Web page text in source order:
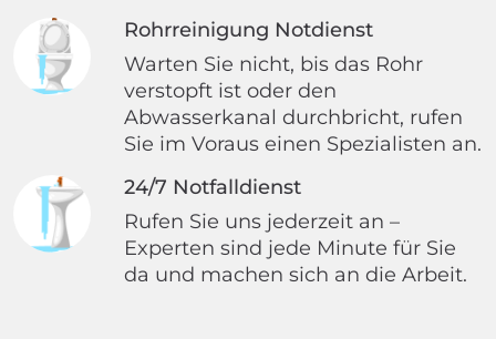
Rohrreinigung Notdienst
Warten Sie nicht, bis das Rohr
verstopft ist oder den
Abwasserkanal durchbricht, rufen
Sie im Voraus einen Spezialisten an.
24/7 Notfalldienst
Rufen Sie uns jederzeit an –
Experten sind jede Minute für Sie
da und machen sich an die Arbeit.